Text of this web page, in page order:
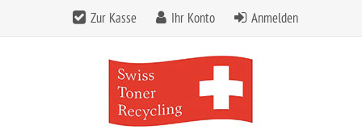
Zur Kasse Ihr Konto Anmelden